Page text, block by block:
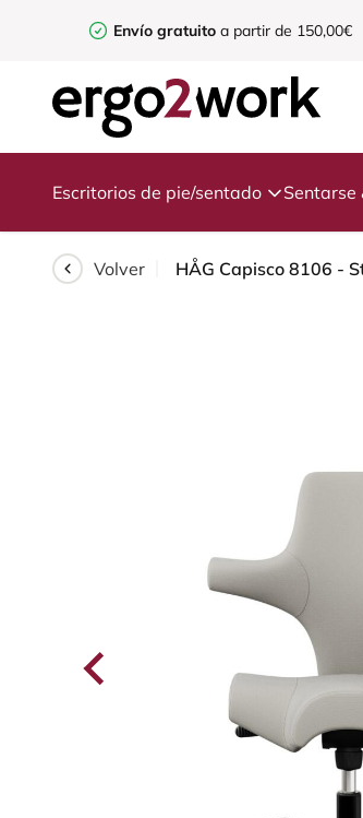
Envío gratuito a partir de 150,00€
Escritorios de pie/sentado Sentarse
Volver HÅG Capisco 8106 -